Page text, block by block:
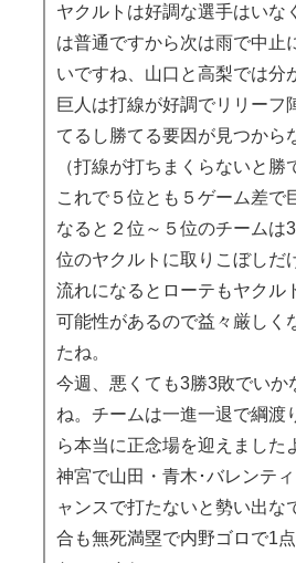
ヤクルトは好調な選手はいな
は普通ですから次は雨で中止
いですね、山口と高梨では分
巨人は打線が好調でリリーフ
てるし勝てる要因が見つから
（打線が打ちまくらないと勝
これで５位とも５ゲーム差で
なると２位～５位のチームは
位のヤクルトに取りこぼしだ
流れになるとローテもヤクル
可能性があるので益々厳しく
たね。
今週、悪くても3勝3敗でいか
ね。チームは一進一退で綱渡
ら本当に正念場を迎えました
神宮で山田・青木･バレンテ
ャンスで打たないと勢い出な
合も無死満塁で内野ゴロで1